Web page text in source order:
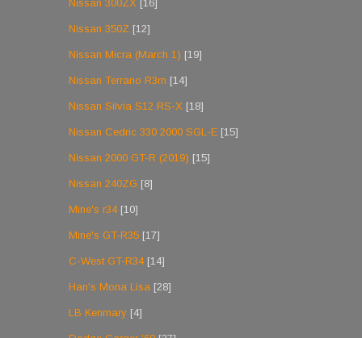
Nissan 300ZX [16]
Nissan 350Z [12]
Nissan Micra (March 1) [19]
Nissan Terrano R3m [14]
Nissan Silvia S12 RS-X [18]
Nissan Cedric 330 2000 SGL-E [15]
Nissan 2000 GT-R (2019) [15]
Nissan 240ZG [8]
Mine's r34 [10]
Mine's GT-R35 [17]
C-West GT-R34 [14]
Han's Mona Lisa [28]
LB Kenmary [4]